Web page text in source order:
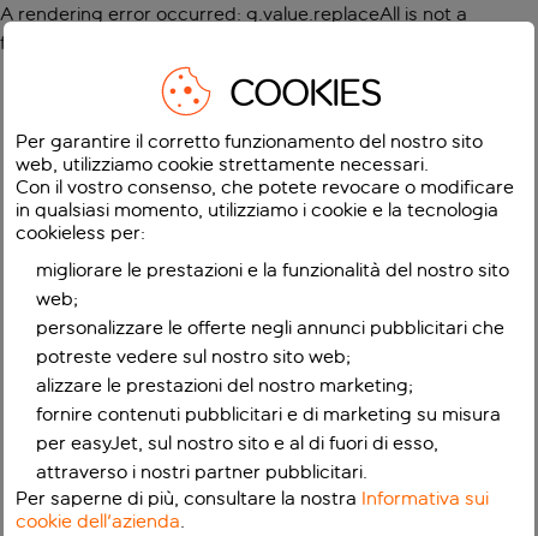
A rendering error occurred: g.value.replaceAll is not a
function
COOKIES
Per garantire il corretto funzionamento del nostro sito
web, utilizziamo cookie strettamente necessari.
Con il vostro consenso, che potete revocare o modificare
in qualsiasi momento, utilizziamo i cookie e la tecnologia
cookieless per:
migliorare le prestazioni e la funzionalità del nostro sito
web;
personalizzare le offerte negli annunci pubblicitari che
potreste vedere sul nostro sito web;
alizzare le prestazioni del nostro marketing;
fornire contenuti pubblicitari e di marketing su misura
per easyJet, sul nostro sito e al di fuori di esso,
attraverso i nostri partner pubblicitari.
Per saperne di più, consultare la nostra Informativa sui
cookie dell'azienda.